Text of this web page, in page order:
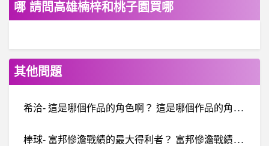
哪 請問高雄楠梓和桃子園買哪
其他問題
希
洽- 這是哪個作品的角色啊？ 這是哪個作品的角色啊？
棒
球- 富邦慘澹戰績的最大得利者？ 富邦慘澹戰績的最大得利者？